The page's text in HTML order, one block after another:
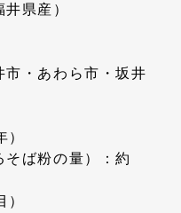
県産）
・あわら市・坂井
ば粉の量）：約